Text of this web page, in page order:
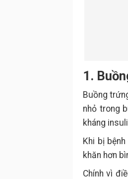
1.
Buồng
nhỏ trong
kháng
Khi bị
khăn hơn
Chính vì